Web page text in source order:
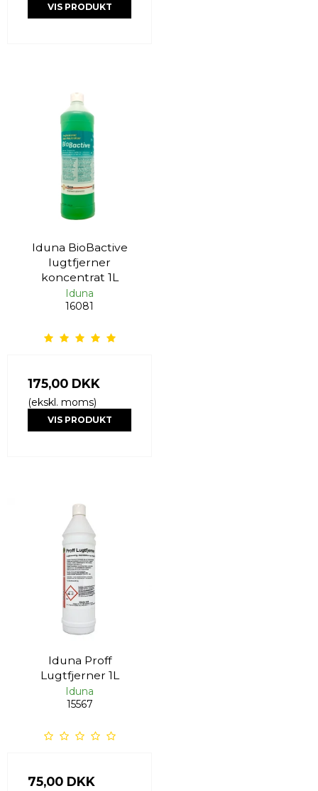
VIS PRODUKT
Iduna BioBactive
lugtfjerner
koncentrat 1L
Iduna
16081
175,00 DKK
(ekskl. moms)
VIS PRODUKT
Iduna Proff
Lugtfjerner 1L
Iduna
15567
75,00 DKK